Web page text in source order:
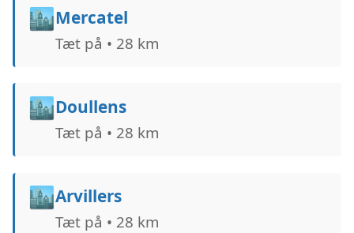
🏙️Mercatel
Tæt på • 28 km
🏙️Doullens
Tæt på • 28 km
🏙️Arvillers
Tæt på • 28 km